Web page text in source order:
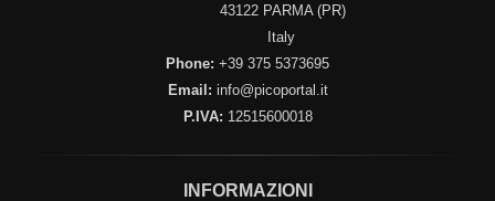
43122 PARMA (PR)
Italy
Phone: +39 375 5373695
Email: info@picoportal.it
P.IVA: 12515600018
INFORMAZIONI